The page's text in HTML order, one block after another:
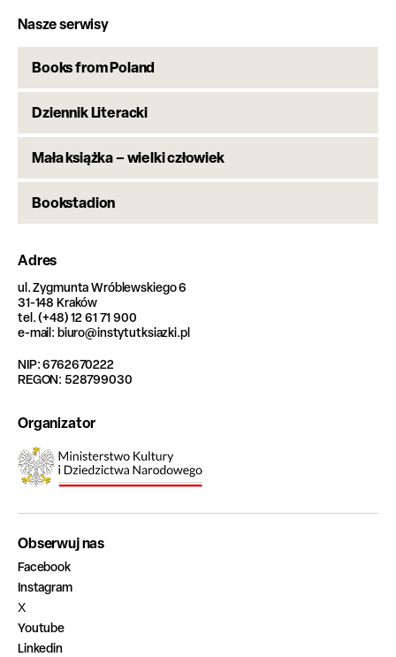
Nasze serwisy
Books from Poland
Dziennik Literacki
Mała książka – wielki człowiek
Bookstadion
Adres
ul. Zygmunta Wróblewskiego 6
31-148 Kraków
tel. (+48) 12 61 71 900
e-mail: biuro@instytutksiazki.pl
NIP: 6762670222
REGON: 528799030
Organizator
Obserwuj nas
Facebook
Instagram
X
Youtube
Linkedin